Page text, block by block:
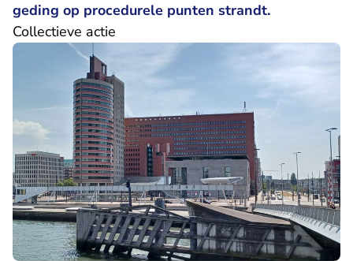
geding op procedurele punten strandt.
Collectieve actie